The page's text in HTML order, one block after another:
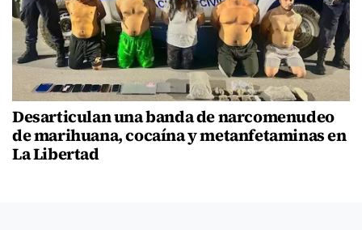
Desarticulan una banda de narcomenudeo
de marihuana, cocaína y metanfetaminas en
La Libertad